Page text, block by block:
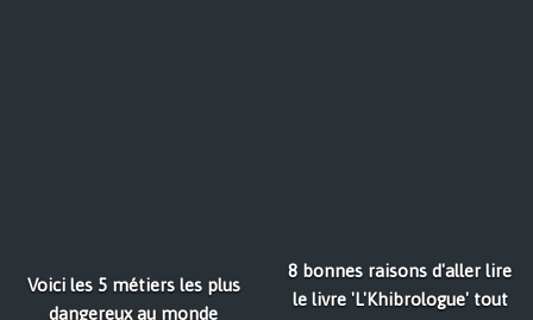
Voici les 5 métiers les plus
dangereux au monde
8 bonnes raisons d'aller lire
le livre 'L'Khibrologue' tout